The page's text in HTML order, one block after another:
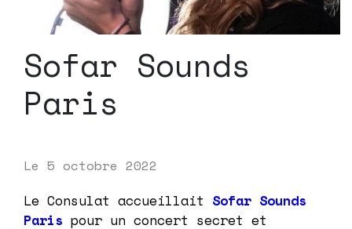
Sofar Sounds
Paris
Le 5 octobre 2022
Le Consulat accueillait Sofar Sounds
Paris pour un concert secret et